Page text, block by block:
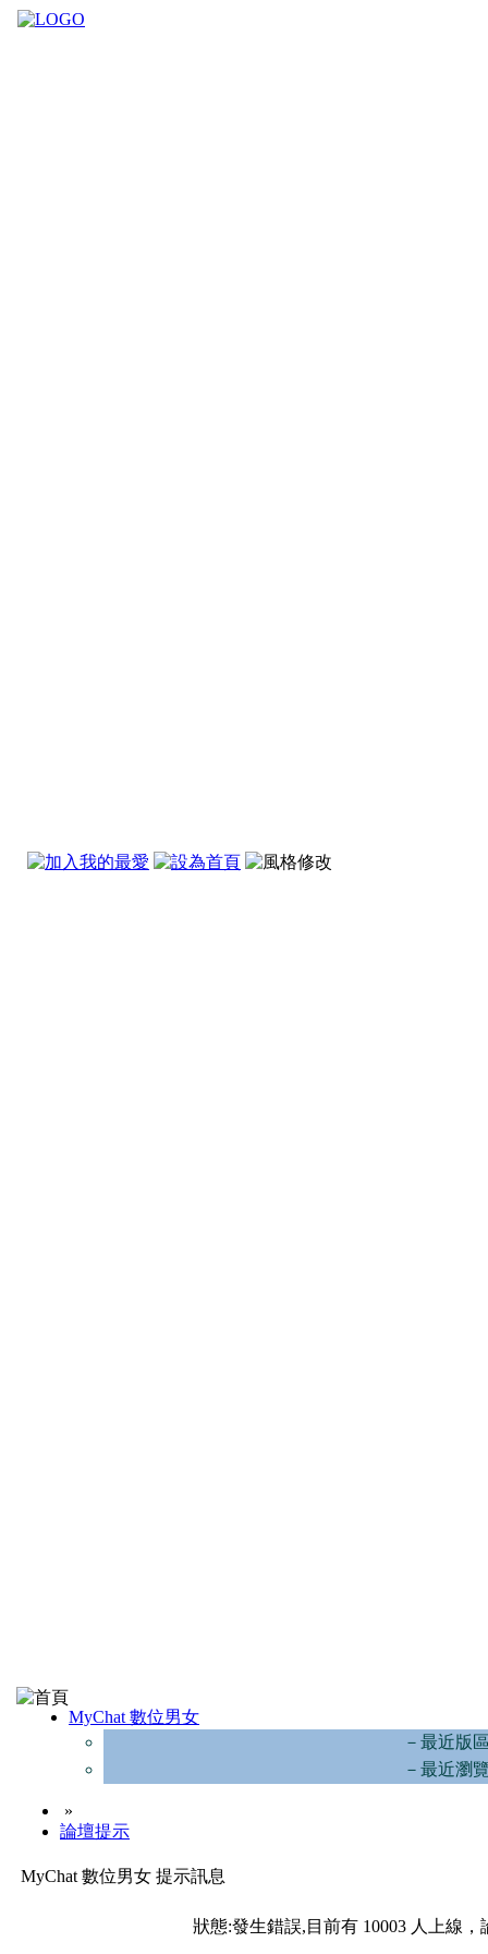
MyChat 數位男女
－最近版
－最近瀏
»
論壇提示
MyChat 數位男女 提示訊息
狀態:發生錯誤,目前有 10003 人上線